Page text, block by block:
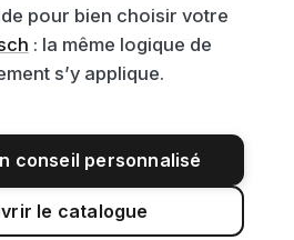
pour bien choisir votre
: la même logique de
s’y applique.
conseil personnalisé
le catalogue